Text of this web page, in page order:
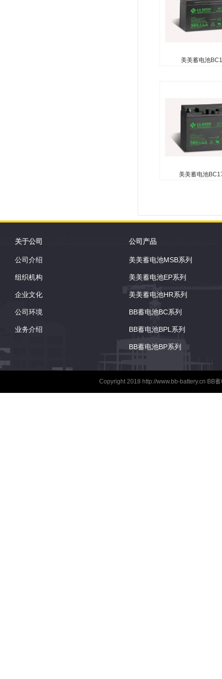
美美蓄电池
向使用（倒置使用除
性玻璃纤维技术用于
复合...
美美蓄电池
向使用（倒置使用除
术用于高效的气体复
关于公司
公司介绍
组织机构
企业文化
公司环境
业务介绍
公司产品
美美蓄电池MSB系列
美美蓄电池EP系列
美美蓄电池HR系列
BB蓄电池BC系列
BB蓄电池BPL系列
BB蓄电池BP系列
Copyright 2018 http://www.bb-battery.cn BB